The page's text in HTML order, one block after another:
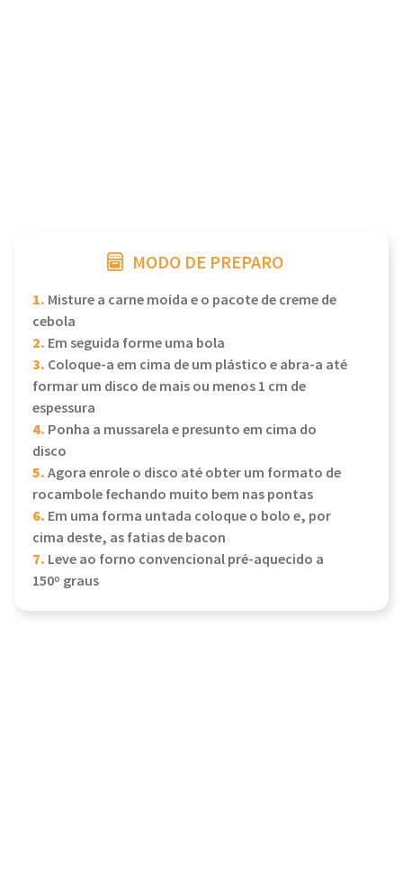
MODO DE PREPARO
1. Misture a carne moída e o pacote de creme de
cebola
2. Em seguida forme uma bola
3. Coloque-a em cima de um plástico e abra-a até
formar um disco de mais ou menos 1 cm de
espessura
4. Ponha a mussarela e presunto em cima do
disco
5.Agora enrole o disco até obter um formato de
rocambole fechando muito bem nas pontas
6. Em uma forma untada coloque o bolo e, por
cima deste, as fatias de bacon
7. Leve ao forno convencional pré-aquecido a
150º graus